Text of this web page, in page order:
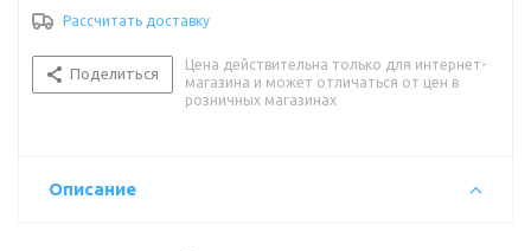
Рассчитать доставку
Поделиться
Цена действительна только для интернет-
магазина и может отличаться от цен в
розничных магазинах
Описание